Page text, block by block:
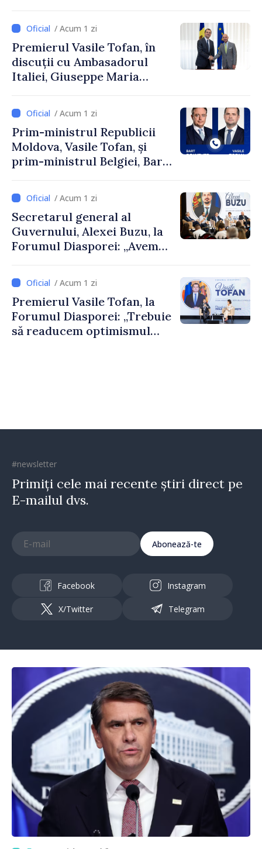
Uygar Mustafa Sertel
/ Acum 1 zi
Premierul Vasile Tofan, în
discuții cu Ambasadorul
Italiei, Giuseppe Maria
/ Acum 1 zi
Prim-ministrul Republicii
Moldova, Vasile Tofan, și
prim-ministrul Belgiei, Bart
despre parcursul european
al Republicii Moldova.
/ Acum 1 zi
Secretarul general al
Guvernului, Alexei Buzu, la
Forumul Diasporei: „Avem
dumneavoastră pentru a
construi comunități mai
puternice”
/ Acum 1 zi
Premierul Vasile Tofan, la
Forumul Diasporei: „Trebuie
să readucem optimismul
#newsletter
Primiți cele mai recente știri direct pe
E-mailul dvs.
Abonează-te
Facebook Instagram
X/Twitter Telegram